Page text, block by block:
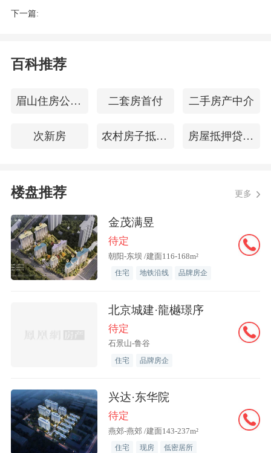
下一篇:
百科推荐
眉山住房公积金查询 二套房首付 二手房产中介
次新房 农村房子抵押贷款 房屋抵押贷条件
楼盘推荐 更多
金茂满昱
待定
朝阳-东坝 /建面116-168m²
住宅 地铁沿线 品牌房企
北京城建·龍樾璟序
待定
石景山-鲁谷
住宅 品牌房企
兴达·东华院
待定
燕郊-燕郊 /建面143-237m²
住宅 现房 低密居所